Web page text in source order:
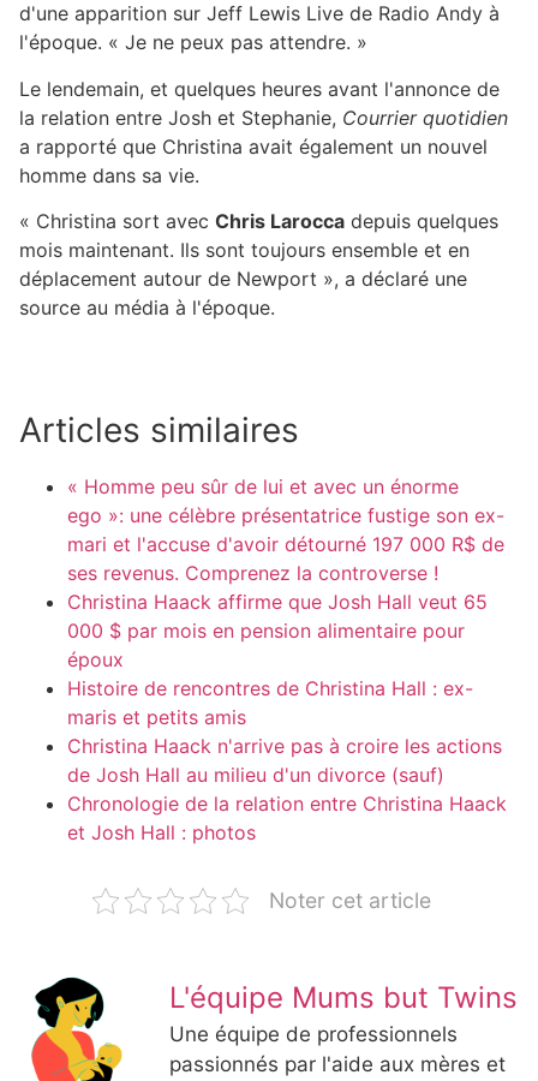
d'une apparition sur Jeff Lewis Live de Radio Andy à
l'époque. « Je ne peux pas attendre. »
Le lendemain, et quelques heures avant l'annonce de
la relation entre Josh et Stephanie, Courrier quotidien
a rapporté que Christina avait également un nouvel
homme dans sa vie.
« Christina sort avec Chris Larocca depuis quelques
mois maintenant. Ils sont toujours ensemble et en
déplacement autour de Newport », a déclaré une
source au média à l'époque.
Articles similaires
« Homme peu sûr de lui et avec un énorme
ego »: une célèbre présentatrice fustige son ex-
mari et l'accuse d'avoir détourné 197 000 R$ de
ses revenus. Comprenez la controverse !
Christina Haack affirme que Josh Hall veut 65
000 $ par mois en pension alimentaire pour
époux
Histoire de rencontres de Christina Hall : ex-
maris et petits amis
Christina Haack n'arrive pas à croire les actions
de Josh Hall au milieu d'un divorce (sauf)
Chronologie de la relation entre Christina Haack
et Josh Hall : photos
Noter cet article
L'équipe Mums but Twins
Une équipe de professionnels
passionnés par l'aide aux mères et